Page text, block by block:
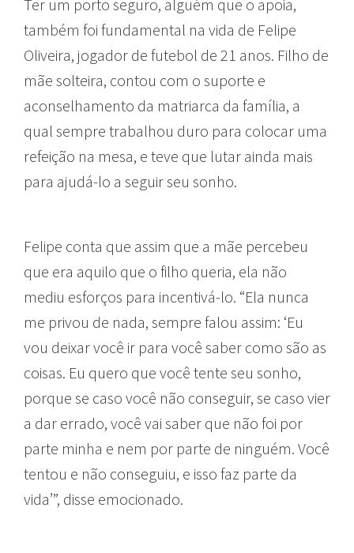
Ter um porto seguro, alguém que o apoia,
também foi fundamental na vida de Felipe
Oliveira, jogador de futebol de 21 anos. Filho de
mãe solteira, contou com o suporte e
aconselhamento da matriarca da família, a
qual sempre trabalhou duro para colocar uma
refeição na mesa, e teve que lutar ainda mais
para ajudá-lo a seguir seu sonho.
Felipe conta que assim que a mãe percebeu
que era aquilo que o filho queria, ela não
mediu esforços para incentivá-lo. “Ela nunca
me privou de nada, sempre falou assim: ‘Eu
vou deixar você ir para você saber como são as
coisas. Eu quero que você tente seu sonho,
porque se caso você não conseguir, se caso vier
a dar errado, você vai saber que não foi por
parte minha e nem por parte de ninguém. Você
tentou e não conseguiu, e isso faz parte da
vida’”, disse emocionado.